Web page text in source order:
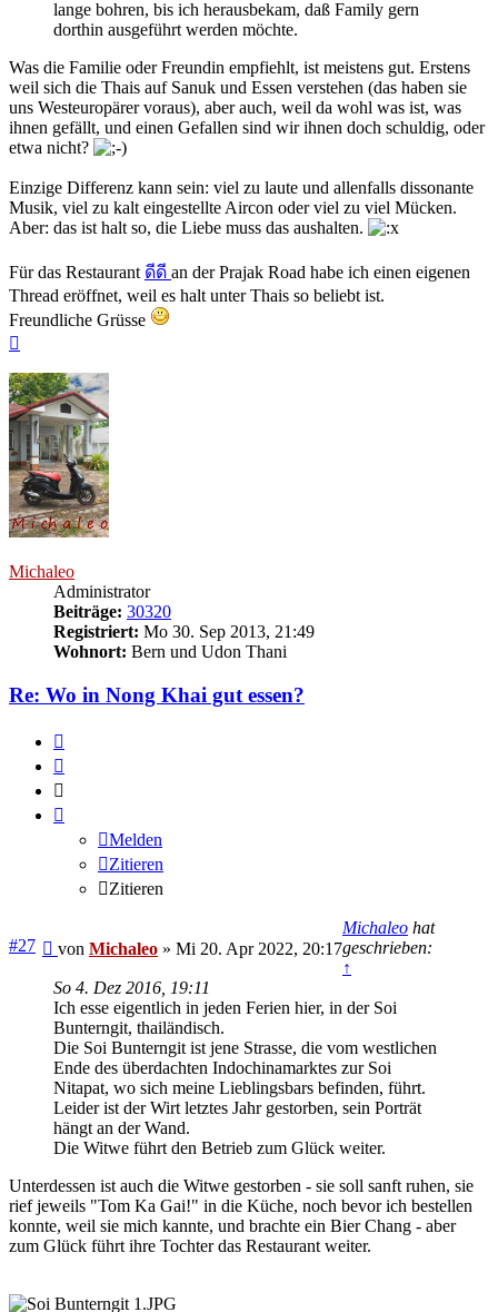
lange bohren, bis ich herausbekam, daß Family gern
dorthin ausgeführt werden möchte.
Was die Familie oder Freundin empfiehlt, ist meistens gut. Erstens
weil sich die Thais auf Sanuk und Essen verstehen (das haben sie
uns Westeuropärer voraus), aber auch, weil da wohl was ist, was
ihnen gefällt, und einen Gefallen sind wir ihnen doch schuldig, oder
etwa nicht?
Einzige Differenz kann sein: viel zu laute und allenfalls dissonante
Musik, viel zu kalt eingestellte Aircon oder viel zu viel Mücken.
Aber: das ist halt so, die Liebe muss das aushalten.
Für das Restaurant ดีดี an der Prajak Road habe ich einen eigenen
Thread eröffnet, weil es halt unter Thais so beliebt ist.
Freundliche Grüsse
Michaleo
Administrator
Beiträge: 30320
Registriert: Mo 30. Sep 2013, 21:49
Wohnort: Bern und Udon Thani
Re: Wo in Nong Khai gut essen?
Melden
Zitieren
Zitieren
#27 Beitrag
von Michaleo » Mi 20. Apr 2022, 20:17
Michaleo hat
geschrieben:
↑
So 4. Dez 2016, 19:11
Ich esse eigentlich in jeden Ferien hier, in der Soi
Bunterngit, thailändisch.
Die Soi Bunterngit ist jene Strasse, die vom westlichen
Ende des überdachten Indochinamarktes zur Soi
Nitapat, wo sich meine Lieblingsbars befinden, führt.
Leider ist der Wirt letztes Jahr gestorben, sein Porträt
hängt an der Wand.
Die Witwe führt den Betrieb zum Glück weiter.
Unterdessen ist auch die Witwe gestorben - sie soll sanft ruhen, sie
rief jeweils "Tom Ka Gai!" in die Küche, noch bevor ich bestellen
konnte, weil sie mich kannte, und brachte ein Bier Chang - aber
zum Glück führt ihre Tochter das Restaurant weiter.